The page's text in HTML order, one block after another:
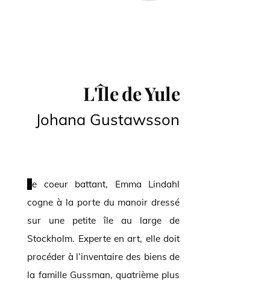
L'Île de Yule
Johana Gustawsson
Le coeur battant, Emma Lindahl
cogne à la porte du manoir dressé
sur une petite île au large de
Stockholm. Experte en art, elle doit
procéder à l’inventaire des biens de
la famille Gussman, quatrième plus